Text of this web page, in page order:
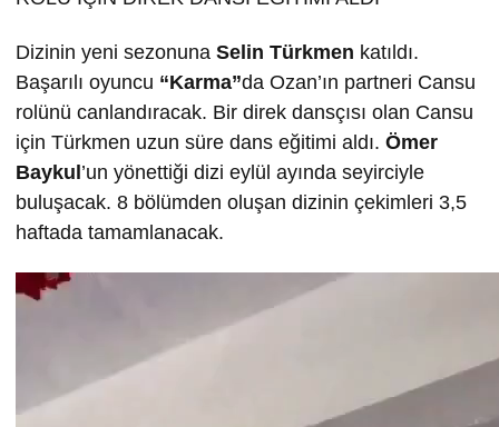
Dizinin yeni sezonuna Selin Türkmen katıldı.
Başarılı oyuncu “Karma”da Ozan’ın partneri Cansu
rolünü canlandıracak. Bir direk dansçısı olan Cansu
için Türkmen uzun süre dans eğitimi aldı. Ömer
Baykul’un yönettiği dizi eylül ayında seyirciyle
buluşacak. 8 bölümden oluşan dizinin çekimleri 3,5
haftada tamamlanacak.